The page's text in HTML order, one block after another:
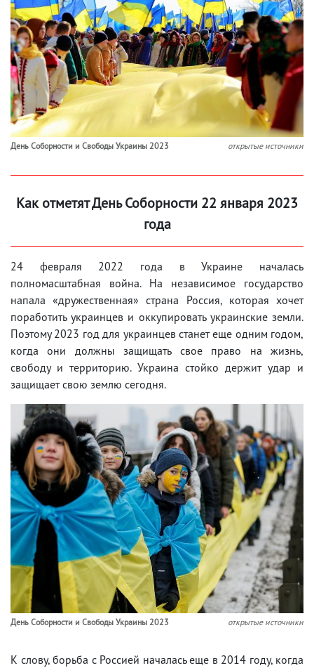
День Соборности и Свободы Украины 2023 открытые источники
Как отметят День Соборности 22 января 2023
года
24 февраля 2022 года в Украине началась
полномасштабная война. На независимое государство
напала «дружественная» страна Россия, которая хочет
поработить украинцев и оккупировать украинские земли.
Поэтому 2023 год для украинцев станет еще одним годом,
когда они должны защищать свое право на жизнь,
свободу и территорию. Украина стойко держит удар и
защищает свою землю сегодня.
День Соборности и Свободы Украины 2023 открытые источники
К слову, борьба с Россией началась еще в 2014 году, когда